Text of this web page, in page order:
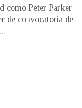
como Peter Parker
de convocatoria de